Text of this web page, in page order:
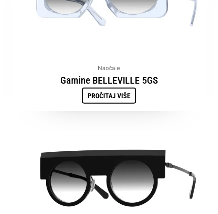
Naočale
Gamine BELLEVILLE 5GS
PROČITAJ VIŠE